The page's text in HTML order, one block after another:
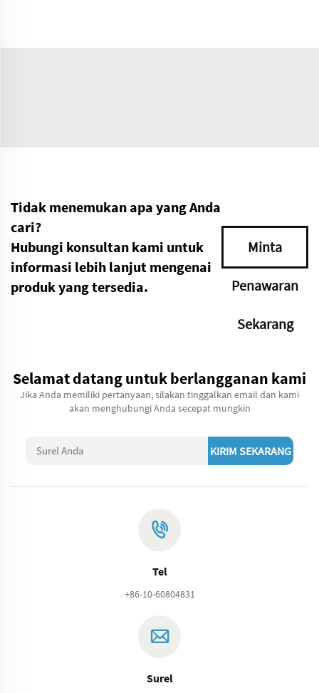
Tidak menemukan apa yang Anda
cari?
Hubungi konsultan kami untuk
informasi lebih lanjut mengenai
produk yang tersedia.
Minta
Penawaran
Sekarang
Selamat datang untuk berlangganan kami
Jika Anda memiliki pertanyaan, silakan tinggalkan email dan kami
akan menghubungi Anda secepat mungkin
KIRIM SEKARANG
Tel
+86-10-60804831
Surel